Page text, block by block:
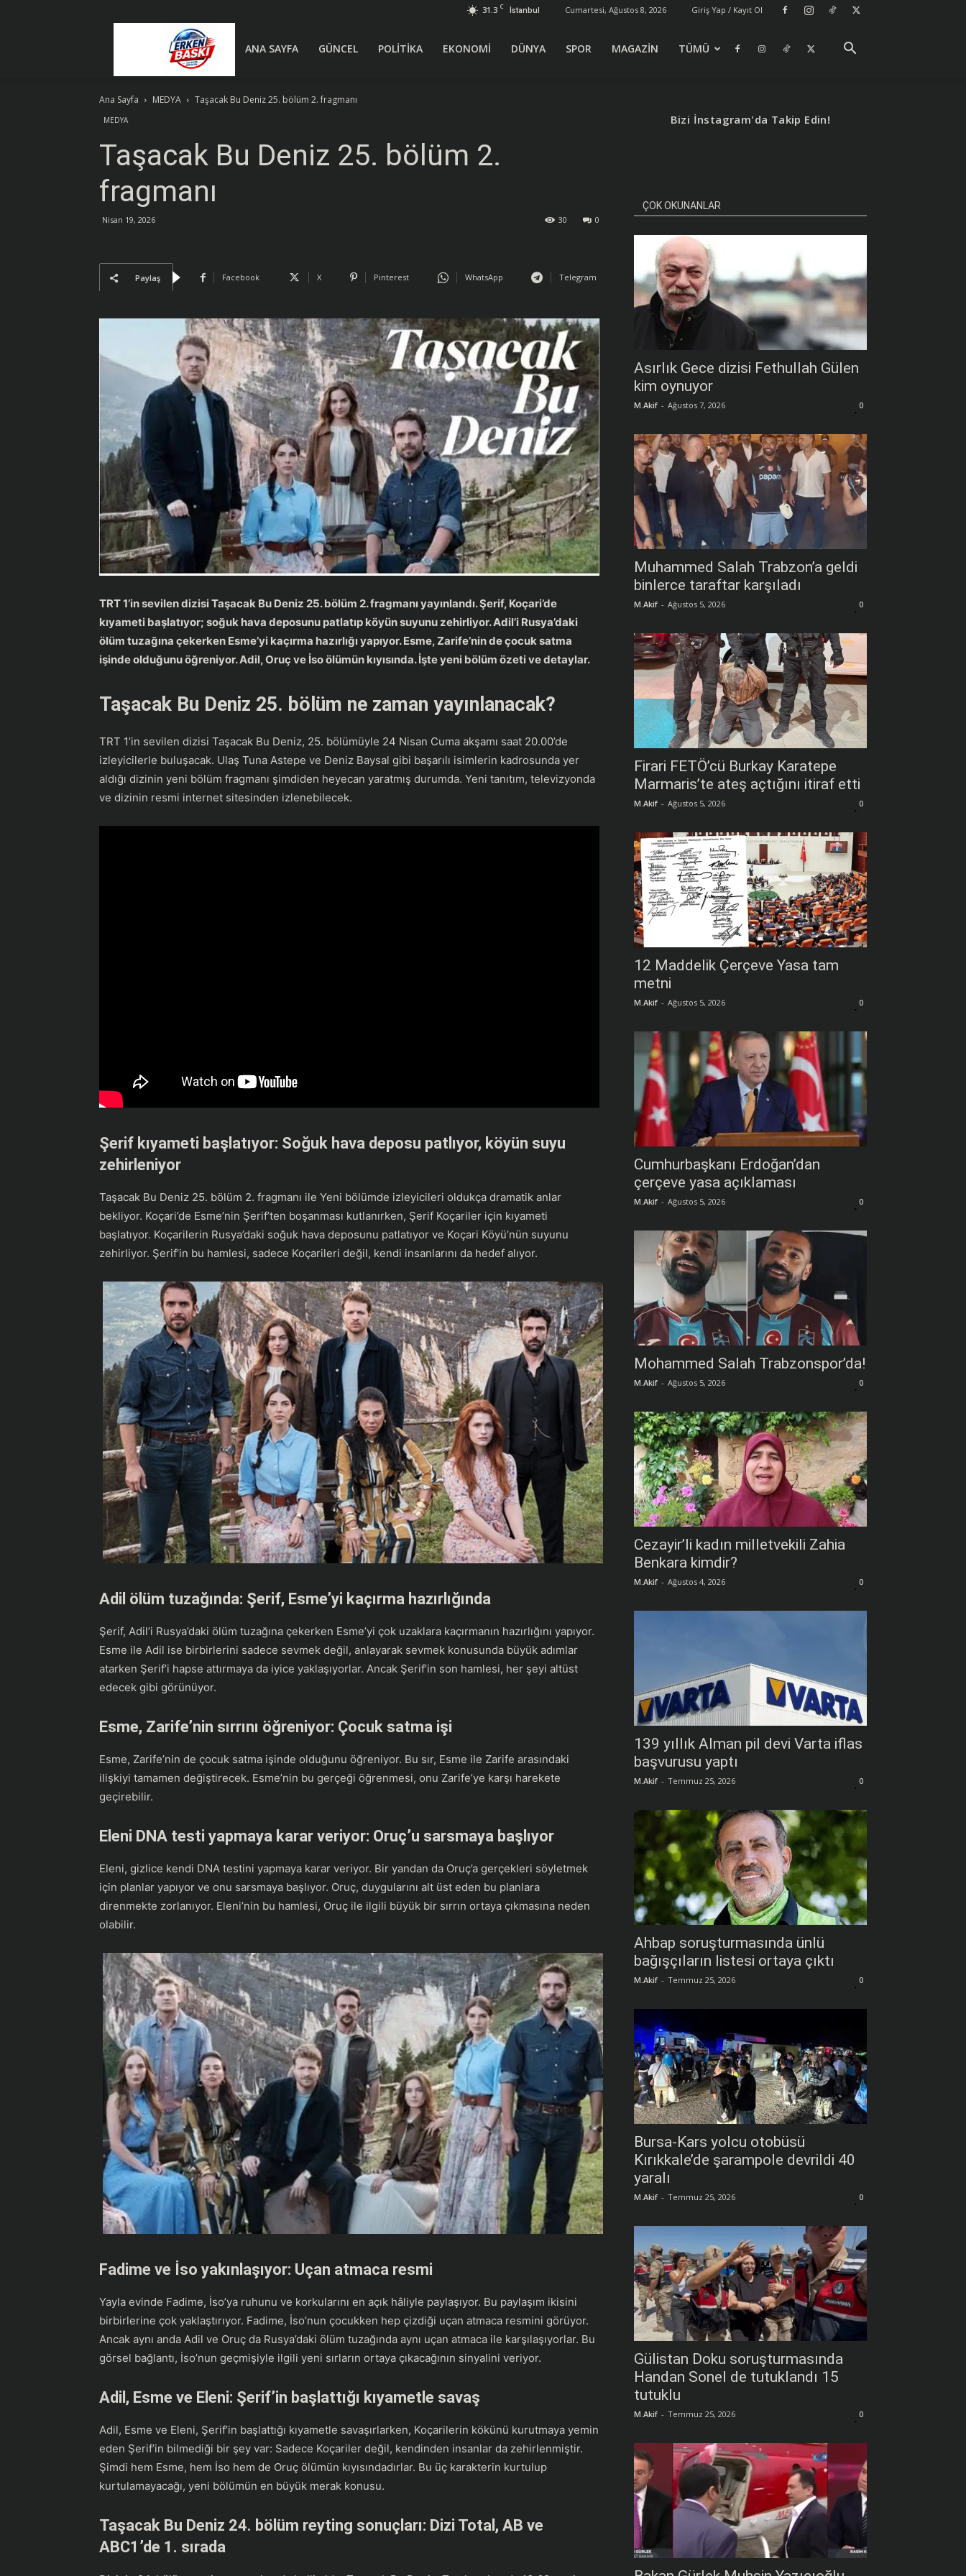
31.3 C İstanbul Cumartesi, Ağustos 8, 2026 Giriş Yap / Kayıt Ol
Erken
Baskı
|
Dakika
Güncel
Haberler
ANA SAYFA GÜNCEL POLİTİKA EKONOMİ DÜNYA SPOR MAGAZİN TÜMÜ
Ana Sayfa MEDYA Taşacak Bu Deniz 25. bölüm 2. fragmanı
MEDYA
Taşacak Bu Deniz 25. bölüm 2.
fragmanı
Nisan 19, 2026 0
30
Paylaş Facebook X Pinterest WhatsApp Telegram
TRT 1’in sevilen dizisi Taşacak Bu Deniz 25. bölüm 2. fragmanı yayınlandı. Şerif, Koçari’de
kıyameti başlatıyor; soğuk hava deposunu patlatıp köyün suyunu zehirliyor. Adil’i Rusya’daki
ölüm tuzağına çekerken Esme’yi kaçırma hazırlığı yapıyor. Esme, Zarife’nin de çocuk satma
işinde olduğunu öğreniyor. Adil, Oruç ve İso ölümün kıyısında. İşte yeni bölüm özeti ve detaylar.
Taşacak Bu Deniz 25. bölüm ne zaman yayınlanacak?
TRT 1’in sevilen dizisi Taşacak Bu Deniz, 25. bölümüyle 24 Nisan Cuma akşamı saat 20.00’de
izleyicilerle buluşacak. Ulaş Tuna Astepe ve Deniz Baysal gibi başarılı isimlerin kadrosunda yer
aldığı dizinin yeni bölüm fragmanı şimdiden heyecan yaratmış durumda. Yeni tanıtım, televizyonda
ve dizinin resmi internet sitesinden izlenebilecek.
Şerif kıyameti başlatıyor: Soğuk hava deposu patlıyor, köyün suyu
zehirleniyor
Taşacak Bu Deniz 25. bölüm 2. fragmanı ile Yeni bölümde izleyicileri oldukça dramatik anlar
bekliyor. Koçari’de Esme’nin Şerif’ten boşanması kutlanırken, Şerif Koçariler için kıyameti
başlatıyor. Koçarilerin Rusya’daki soğuk hava deposunu patlatıyor ve Koçari Köyü’nün suyunu
zehirliyor. Şerif’in bu hamlesi, sadece Koçarileri değil, kendi insanlarını da hedef alıyor.
Adil ölüm tuzağında: Şerif, Esme’yi kaçırma hazırlığında
Şerif, Adil’i Rusya’daki ölüm tuzağına çekerken Esme’yi çok uzaklara kaçırmanın hazırlığını yapıyor.
Esme ile Adil ise birbirlerini sadece sevmek değil, anlayarak sevmek konusunda büyük adımlar
atarken Şerif’i hapse attırmaya da iyice yaklaşıyorlar. Ancak Şerif’in son hamlesi, her şeyi altüst
edecek gibi görünüyor.
Esme, Zarife’nin sırrını öğreniyor: Çocuk satma işi
Esme, Zarife’nin de çocuk satma işinde olduğunu öğreniyor. Bu sır, Esme ile Zarife arasındaki
ilişkiyi tamamen değiştirecek. Esme’nin bu gerçeği öğrenmesi, onu Zarife’ye karşı harekete
geçirebilir.
Eleni DNA testi yapmaya karar veriyor: Oruç’u sarsmaya başlıyor
Eleni, gizlice kendi DNA testini yapmaya karar veriyor. Bir yandan da Oruç’a gerçekleri söyletmek
için planlar yapıyor ve onu sarsmaya başlıyor. Oruç, duygularını alt üst eden bu planlara
direnmekte zorlanıyor. Eleni’nin bu hamlesi, Oruç ile ilgili büyük bir sırrın ortaya çıkmasına neden
olabilir.
Fadime ve İso yakınlaşıyor: Uçan atmaca resmi
Yayla evinde Fadime, İso’ya ruhunu ve korkularını en açık hâliyle paylaşıyor. Bu paylaşım ikisini
birbirlerine çok yaklaştırıyor. Fadime, İso’nun çocukken hep çizdiği uçan atmaca resmini görüyor.
Ancak aynı anda Adil ve Oruç da Rusya’daki ölüm tuzağında aynı uçan atmaca ile karşılaşıyorlar. Bu
görsel bağlantı, İso’nun geçmişiyle ilgili yeni sırların ortaya çıkacağının sinyalini veriyor.
Adil, Esme ve Eleni: Şerif’in başlattığı kıyametle savaş
Adil, Esme ve Eleni, Şerif’in başlattığı kıyametle savaşırlarken, Koçarilerin kökünü kurutmaya yemin
eden Şerif’in bilmediği bir şey var: Sadece Koçariler değil, kendinden insanlar da zehirlenmiştir.
Şimdi hem Esme, hem İso hem de Oruç ölümün kıyısındadırlar. Bu üç karakterin kurtulup
kurtulamayacağı, yeni bölümün en büyük merak konusu.
Taşacak Bu Deniz 24. bölüm reyting sonuçları: Dizi Total, AB ve
ABC1’de 1. sırada
Bizi İnstagram'da Takip Edin!
ÇOK OKUNANLAR
Asırlık Gece dizisi Fethullah Gülen
kim oynuyor
M.Akif - Ağustos 7, 2026 0
Muhammed Salah Trabzon’a geldi
binlerce taraftar karşıladı
M.Akif - Ağustos 5, 2026 0
Firari FETÖ’cü Burkay Karatepe
Marmaris’te ateş açtığını itiraf etti
M.Akif - Ağustos 5, 2026 0
12 Maddelik Çerçeve Yasa tam
metni
M.Akif - Ağustos 5, 2026 0
Cumhurbaşkanı Erdoğan’dan
çerçeve yasa açıklaması
M.Akif - Ağustos 5, 2026 0
Mohammed Salah Trabzonspor’da!
M.Akif - Ağustos 5, 2026 0
Cezayir’li kadın milletvekili Zahia
Benkara kimdir?
M.Akif - Ağustos 4, 2026 0
139 yıllık Alman pil devi Varta iflas
başvurusu yaptı
M.Akif - Temmuz 25, 2026 0
Ahbap soruşturmasında ünlü
bağışçıların listesi ortaya çıktı
M.Akif - Temmuz 25, 2026 0
Bursa-Kars yolcu otobüsü
Kırıkkale’de şarampole devrildi 40
yaralı
M.Akif - Temmuz 25, 2026 0
Gülistan Doku soruşturmasında
Handan Sonel de tutuklandı 15
tutuklu
M.Akif - Temmuz 25, 2026 0